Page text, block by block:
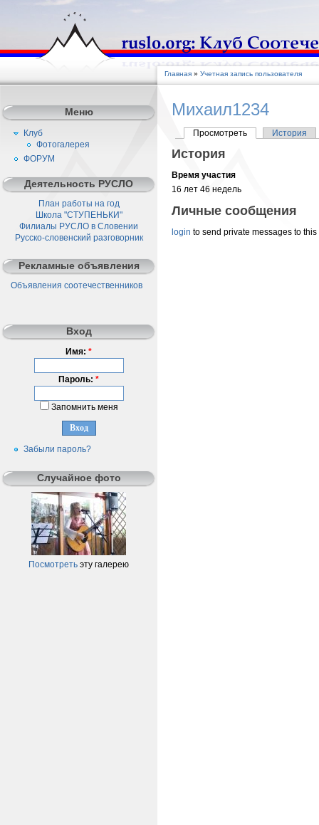
Главная » Учетная запись пользователя
Михаил1234
Просмотреть История
История
Время участия
16 лет 46 недель
Личные сообщения
login to send private messages to this
Меню
Клуб
Фотогалерея
ФОРУМ
Деятельность РУСЛО
План работы на год
Школа "СТУПЕНЬКИ"
Филиалы РУСЛО в Словении
Русско-словенский разговорник
Рекламные объявления
Объявления соотечественников
Вход
Имя: *
Пароль: *
Запомнить меня
Забыли пароль?
Случайное фото
Посмотреть эту галерею